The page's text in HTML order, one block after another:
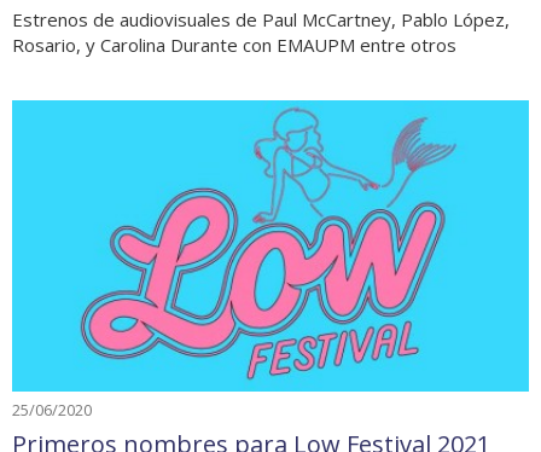
Estrenos de audiovisuales de Paul McCartney, Pablo López,
Rosario, y Carolina Durante con EMAUPM entre otros
25/06/2020
Primeros nombres para Low Festival 2021